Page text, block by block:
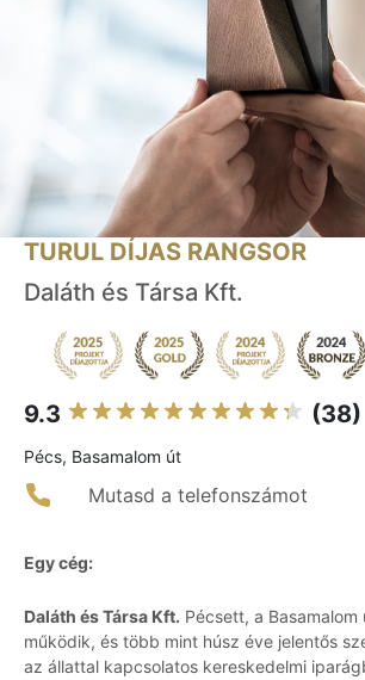
TURUL DÍJAS RANGSOR
Daláth és Társa Kft.
9.3 (38)
Pécs, Basamalom út
Mutasd a telefonszámot
Egy cég:
Daláth és Társa Kft. Pécsett, a Basamalom
működik, és több mint húsz éve jelentős
az állattal kapcsolatos kereskedelmi